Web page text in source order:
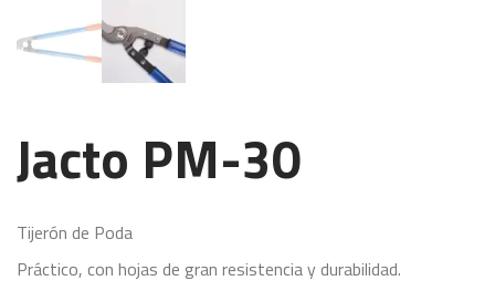
Jacto PM-30
Tijerón de Poda
Práctico, con hojas de gran resistencia y durabilidad.